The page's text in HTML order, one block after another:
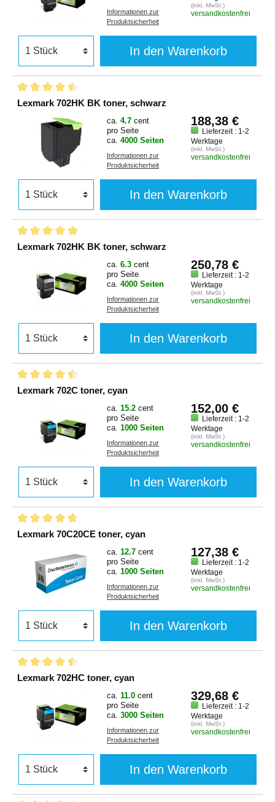
Informationen zur
Produktsicherheit
(inkl. MwSt.)
versandkostenfrei
In den Warenkorb
Lexmark 702HK BK toner, schwarz
ca. 4.7 cent
pro Seite
ca. 4000 Seiten
Informationen zur
Produktsicherheit
188,38 €
Lieferzeit : 1-2
Werktage
(inkl. MwSt.)
versandkostenfrei
In den Warenkorb
Lexmark 702HK BK toner, schwarz
ca. 6.3 cent
pro Seite
ca. 4000 Seiten
Informationen zur
Produktsicherheit
250,78 €
Lieferzeit : 1-2
Werktage
(inkl. MwSt.)
versandkostenfrei
In den Warenkorb
Lexmark 702C toner, cyan
ca. 15.2 cent
pro Seite
ca. 1000 Seiten
Informationen zur
Produktsicherheit
152,00 €
Lieferzeit : 1-2
Werktage
(inkl. MwSt.)
versandkostenfrei
In den Warenkorb
Lexmark 70C20CE toner, cyan
ca. 12.7 cent
pro Seite
ca. 1000 Seiten
Informationen zur
Produktsicherheit
127,38 €
Lieferzeit : 1-2
Werktage
(inkl. MwSt.)
versandkostenfrei
In den Warenkorb
Lexmark 702HC toner, cyan
ca. 11.0 cent
pro Seite
ca. 3000 Seiten
Informationen zur
Produktsicherheit
329,68 €
Lieferzeit : 1-2
Werktage
(inkl. MwSt.)
versandkostenfrei
In den Warenkorb